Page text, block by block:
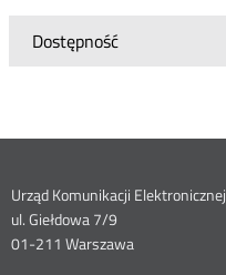
Dostępność
Dane
kontaktowe
Urząd Komunikacji Elektronicznej
ul. Giełdowa 7/9
01-211 Warszawa